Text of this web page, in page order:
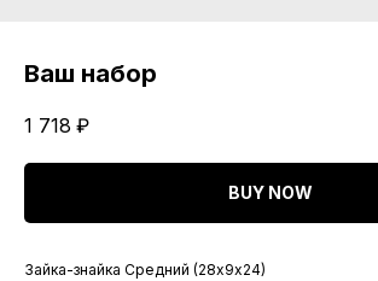
Ваш набор
1 718 ₽
BUY NOW
Зайка-знайка Средний (28х9х24)